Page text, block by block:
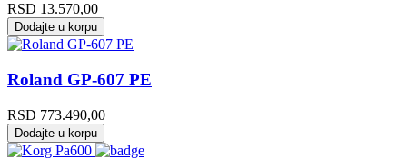
RSD 13.570,00
Dodajte u korpu
Roland GP-607 PE
RSD 773.490,00
Dodajte u korpu